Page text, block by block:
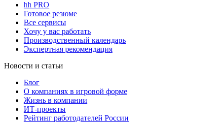
hh PRO
Готовое резюме
Все сервисы
Хочу у вас работать
Производственный календарь
Экспертная рекомендация
Новости и статьи
Блог
О компаниях в игровой форме
Жизнь в компании
ИТ-проекты
Рейтинг работодателей России